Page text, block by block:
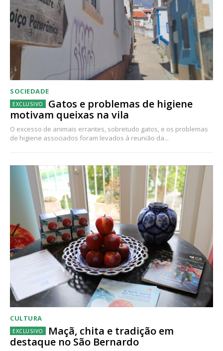
SOCIEDADE
Gatos e problemas de higiene
motivam queixas na vila
O excesso de animais errantes, sobretudo gatos, e os problemas
de higiene associados foram levados à reunião da...
CULTURA
Maçã, chita e tradição em
destaque no São Bernardo